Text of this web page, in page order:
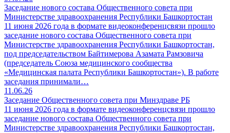
Заседание нового состава Общественного совета при
Министерстве здравоохранения Республики Башкортостан
11 июня 2026 года в формате видеоконференцсвязи прошло
заседание нового состава Общественного совета при
Министерстве здравоохранения Республики Башкортостан,
под председательством Байтимерова Азамата Рамзовича
(председатель Союза медицинского сообщества
«Медицинская палата Республики Башкортостан»). В работе
заседания принимали…
11.06.26
Заседание Общественного совета при Минздраве РБ
11 июня 2026 года в формате видеоконференцсвязи прошло
заседание нового состава Общественного совета при
Министерстве здравоохранения Республики Башкортостан,